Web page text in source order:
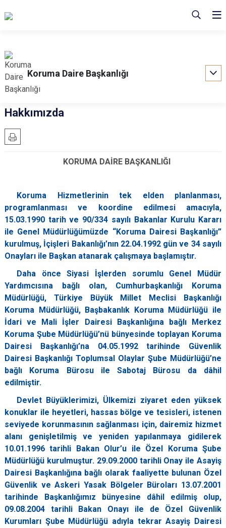
Koruma Daire Başkanlığı
Hakkımızda
KORUMA DAİRE BAŞKANLIĞI
Koruma Hizmetlerinin tek elden planlanması,
programlanması ve koordine edilmesi amacıyla,
15.03.1990 tarih ve 90/334 sayılı Bakanlar Kurulu Kararı
ile Genel Müdürlüğümüzde “Koruma Dairesi Başkanlığı”
kurulmuş, İçişleri Bakanlığı’nın 22.04.1992 gün ve 34 sayılı
Onayları ile Başkan atanarak çalışmaya başlamıştır.
Daha önce Siyasi İşlerden sorumlu Genel Müdür
Yardımcısına bağlı olan, Cumhurbaşkanlığı Koruma
Müdürlüğü, Türkiye Büyük Millet Meclisi Başkanlığı
Koruma Müdürlüğü, Başbakanlık Koruma Müdürlüğü ile
İdari ve Mali İşler Dairesi Başkanlığına bağlı Merkez
Koruma Şube Müdürlüğü’nü bünyesinde toplayan Koruma
Dairesi Başkanlığı’na 04.05.1992 tarihinde Güvenlik
Dairesi Başkanlığı Toplumsal Olaylar Şube Müdürlüğü’ne
bağlı Koruma Bürosu ile Sabotaj Bürosu da dâhil
edilmiştir.
Devlet Büyüklerimizi, Ülkemizi ziyaret eden yüksek
konuklar ile heyetleri, hassas bölge ve tesisleri, istenen
seviyede korunmasının sağlanması için, dairemiz hizmet
alanı genişletilmiş ve yeniden yapılanmaya gidilerek
10.01.1996 tarihli Bakan Olur’u ile Özel Koruma Şube
Müdürlüğü kurulmuştur. 29.09.2000 tarihli Onay ile Asayiş
Dairesi Başkanlığına bağlı olarak faaliyette bulunan Özel
Güvenlik ve Askeri Yasak Bölgeler Büroları 13.07.2001
tarihinde Başkanlığımız bünyesine dâhil edilmiş olup,
09.08.2004 tarihli Bakan Onayı ile de Özel Güvenlik
Kurumları Şube Müdürlüğü adıyla tekrar Asayiş Dairesi